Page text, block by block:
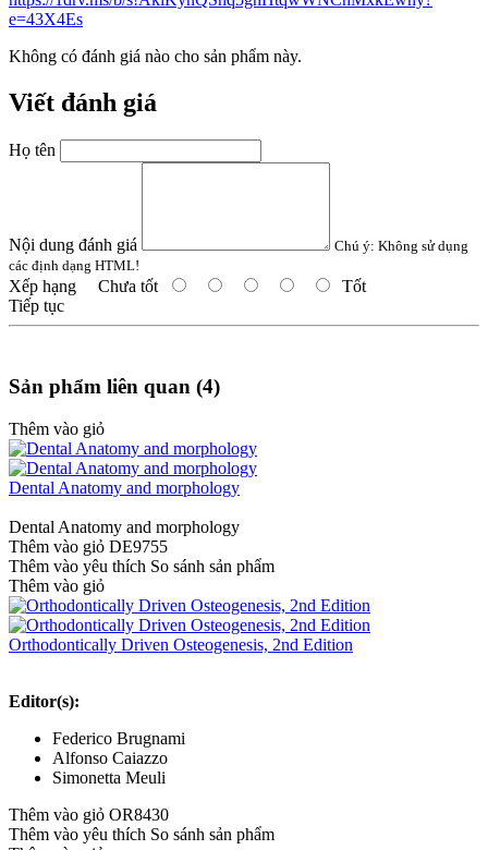
e=43X4Es
Không có đánh giá nào cho sản phẩm này.
Viết đánh giá
Họ tên
Nội dung đánh giá Chú ý: Không sử dụng
các định dạng HTML!
Xếp hạng Chưa tốt
Tốt
Tiếp tục
Sản phẩm liên quan (4)
Thêm vào giỏ
Dental Anatomy and morphology
Dental Anatomy and morphology
Thêm vào giỏ DE9755
Thêm vào yêu thích So sánh sản phẩm
Thêm vào giỏ
Orthodontically Driven Osteogenesis, 2nd Edition
Editor(s):
Federico Brugnami
Alfonso Caiazzo
Simonetta Meuli
Thêm vào giỏ OR8430
Thêm vào yêu thích So sánh sản phẩm